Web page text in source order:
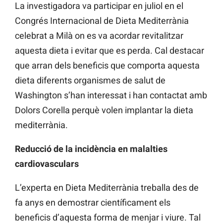
La investigadora va participar en juliol en el
Congrés Internacional de Dieta Mediterrània
celebrat a Milà on es va acordar revitalitzar
aquesta dieta i evitar que es perda. Cal destacar
que arran dels beneficis que comporta aquesta
dieta diferents organismes de salut de
Washington s’han interessat i han contactat amb
Dolors Corella perquè volen implantar la dieta
mediterrània.
Reducció de la incidència en malalties
cardiovasculars
L’experta en Dieta Mediterrània treballa des de
fa anys en demostrar científicament els
beneficis d’aquesta forma de menjar i viure. Tal